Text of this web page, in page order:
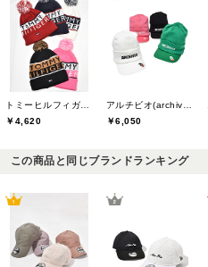
￥4,620
￥6,050
この商品と同じブランドランキング